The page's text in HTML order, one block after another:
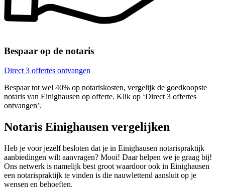
Bespaar op de notaris
Direct 3 offertes ontvangen
Bespaar tot wel 40% op notariskosten, vergelijk de goedkoopste
notaris van Einighausen op offerte. Klik op ‘Direct 3 offertes
ontvangen’.
Notaris Einighausen vergelijken
Heb je voor jezelf besloten dat je in Einighausen notarispraktijk
aanbiedingen wilt aanvragen? Mooi! Daar helpen we je graag bij!
Ons netwerk is namelijk best groot waardoor ook in Einighausen
een notarispraktijk te vinden is die nauwlettend aansluit op je
wensen en behoeften.